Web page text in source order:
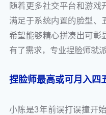
随着更多社交平台和游戏
满足于系统内置的脸型、
希望能够精心拼凑出可彰
有了需求，专业捏脸师就
捏脸师最高或可月入四
小陈是3年前误打误撞开